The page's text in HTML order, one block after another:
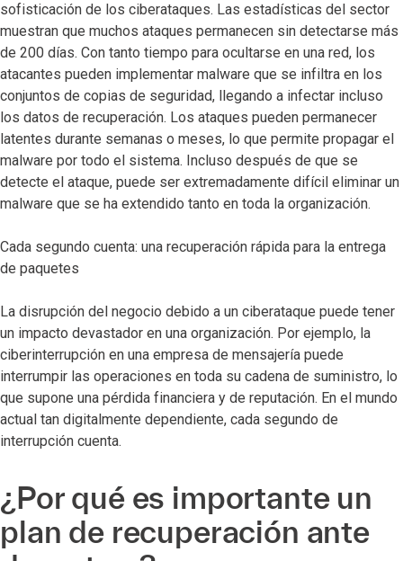
sofisticación de los ciberataques. Las estadísticas del sector
muestran que muchos ataques permanecen sin detectarse más
de 200 días. Con tanto tiempo para ocultarse en una red, los
atacantes pueden implementar malware que se infiltra en los
conjuntos de copias de seguridad, llegando a infectar incluso
los datos de recuperación. Los ataques pueden permanecer
latentes durante semanas o meses, lo que permite propagar el
malware por todo el sistema. Incluso después de que se
detecte el ataque, puede ser extremadamente difícil eliminar un
malware que se ha extendido tanto en toda la organización.
Cada segundo cuenta: una recuperación rápida para la entrega
de paquetes
La disrupción del negocio debido a un ciberataque puede tener
un impacto devastador en una organización. Por ejemplo, la
ciberinterrupción en una empresa de mensajería puede
interrumpir las operaciones en toda su cadena de suministro, lo
que supone una pérdida financiera y de reputación. En el mundo
actual tan digitalmente dependiente, cada segundo de
interrupción cuenta.
¿Por qué es importante un
plan de recuperación ante